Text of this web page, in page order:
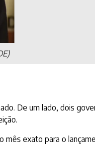
De um lado, dois
mês exato para o